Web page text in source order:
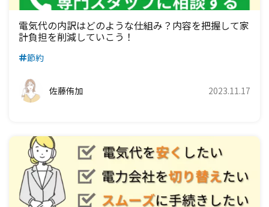
電気代の内訳はどのような仕組み？内容を把握して家
計負担を削減していこう！
節約
佐藤侑加 2023.11.17